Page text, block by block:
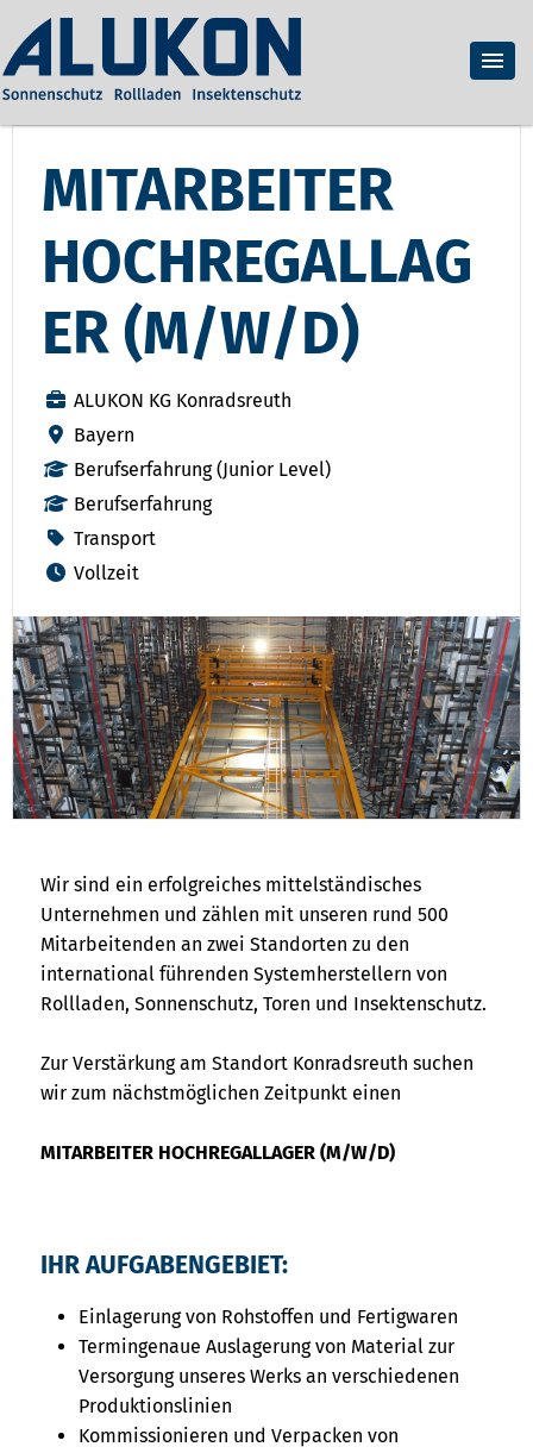
MITARBEITER
HOCHREGALLAG
ER (M/W/D)
ALUKON KG Konradsreuth
Bayern
Berufserfahrung (Junior Level)
Berufserfahrung
Transport
Vollzeit
Wir sind ein erfolgreiches mittelständisches
Unternehmen und zählen mit unseren rund 500
Mitarbeitenden an zwei Standorten zu den
international führenden Systemherstellern von
Rollladen, Sonnenschutz, Toren und Insektenschutz.
Zur Verstärkung am Standort Konradsreuth suchen
wir zum nächstmöglichen Zeitpunkt einen
MITARBEITER HOCHREGALLAGER (M/W/D)
IHR AUFGABENGEBIET:
Einlagerung von Rohstoffen und Fertigwaren
Termingenaue Auslagerung von Material zur
Versorgung unseres Werks an verschiedenen
Produktionslinien
Kommissionieren und Verpacken von